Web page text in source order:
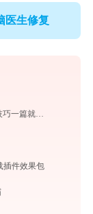
医生修复
UltraEdit文本编辑器全面指南：从安装到高级技巧一篇就够（附快捷键大全）
插件效果包